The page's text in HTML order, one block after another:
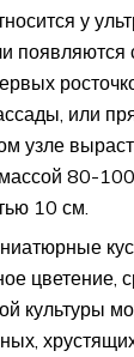
у
появляются
или
узле
80-
10 см.
цветение,
культуры